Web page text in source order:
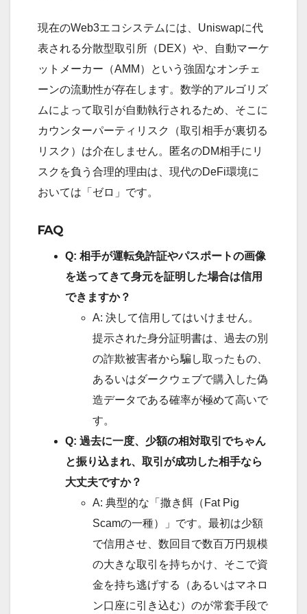
現在のWeb3エコシステムには、Uniswapに代
表される分散型取引所（DEX）や、自動マーケ
ットメーカー（AMM）という強固なオンチェ
ーンの流動性が存在します。数学的アルゴリズ
ムによって取引が自動執行されるため、そこに
カウンターパーティリスク（取引相手が裏切る
リスク）は介在しません。匿名のDM相手にリ
スクを負う合理的理由は、現代のDeFi環境に
おいては「ゼロ」です。
FAQ
Q: 相手が運転免許証やパスポートの画像
を送ってきて身元を証明した場合は信用
できますか？
A: 決して信用してはいけません。
提示された身分証明書は、過去の別
の詐欺被害者から騙し取ったもの、
あるいはダークウェブで購入した偽
造データである確率が極めて高いで
す。
Q: 過去に一度、少額の相対取引でちゃん
と振り込まれ、取引が成功した相手なら
大丈夫ですか？
A: 典型的な「撒き餌（Fat Pig
Scamの一種）」です。最初は少額
で信用させ、数回目で数百万円規模
の大きな取引を持ちかけ、そこで資
金を持ち逃げする（あるいはマネロ
ン口座に引き込む）のが常套手段で